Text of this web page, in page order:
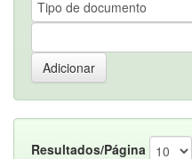
Resultados/Página